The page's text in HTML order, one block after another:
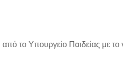
από το Υπουργείο Παιδείας με το